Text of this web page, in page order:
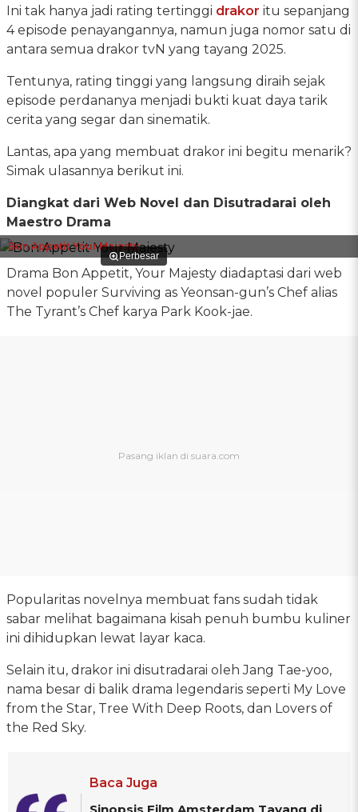
Ini tak hanya jadi rating tertinggi drakor itu sepanjang
4 episode penayangannya, namun juga nomor satu di
antara semua drakor tvN yang tayang 2025.
Tentunya, rating tinggi yang langsung diraih sejak
episode perdananya menjadi bukti kuat daya tarik
cerita yang segar dan sinematik.
Lantas, apa yang membuat drakor ini begitu menarik?
Simak ulasannya berikut ini.
Diangkat dari Web Novel dan Disutradarai oleh
Maestro Drama
Perbesar
Bon Appetit Your Majesty
Drama Bon Appetit, Your Majesty diadaptasi dari web
novel populer Surviving as Yeonsan-gun’s Chef alias
The Tyrant’s Chef karya Park Kook-jae.
Popularitas novelnya membuat fans sudah tidak
sabar melihat bagaimana kisah penuh bumbu kuliner
ini dihidupkan lewat layar kaca.
Selain itu, drakor ini disutradarai oleh Jang Tae-yoo,
nama besar di balik drama legendaris seperti My Love
from the Star, Tree With Deep Roots, dan Lovers of
the Red Sky.
Baca Juga